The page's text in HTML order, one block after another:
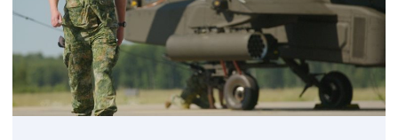
frontlinie